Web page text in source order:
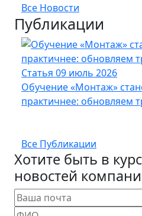
Все Новости
Публикации
Статья 09 июль 2026
Обучение «Монтаж»
практичнее: обновляем
Все Публикации
Хотите быть в
новостей